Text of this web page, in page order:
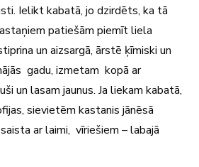
Ielikt kabatā, jo dzirdēts, ka tā
patiešām piemīt liela
un aizsargā, ārstē ķ­ī­mis­ki un
gadu, izmetam kopā ar
un lasam jaunus. Ja liekam kabatā,
sievietēm kastanis jānēsā
ar laimi, vīriešiem – labajā